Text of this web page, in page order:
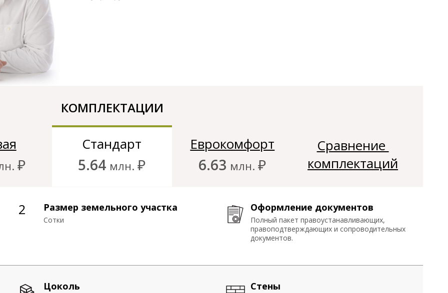
устройство плиты
КОМПЛЕКТАЦИИ
₽
Стандарт
5.64 млн.₽
Еврокомфорт
6.63 млн.₽
Сравнение
комплектаций
Оформление документов
Полный пакет правоустанавливающих,
Фундамент
Заглублённый железобетонный фундамент.
Стены Фасад
2 Размер земельного участка
Сотки
Оформление документов
Полный пакет правоустанавливающих,
правоподтверждающих и сопроводительных
документов.
Цоколь Стены
2 Размер земельного участка
Сотки
Оформление документов
Полный пакет правоустанавливающих,
правоподтверждающих и сопроводительных
документов.
Цоколь Стены